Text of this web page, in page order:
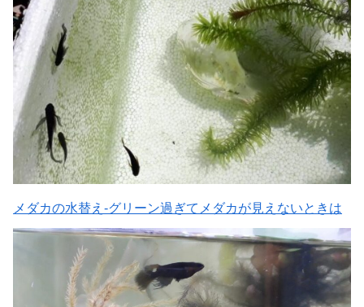
メダカの水替え-グリーン過ぎてメダカが見えないときは